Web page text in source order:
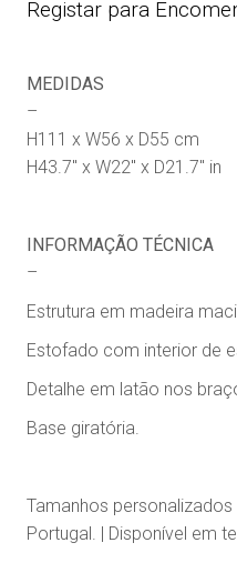
Registar para
MEDIDAS
–
H111 x W56 x D55 cm
H43.7″ x W22″ x D21.7″ in
INFORMAÇÃO TÉCNICA
–
Estrutura em madeira
Estofado com interior de
Detalhe em latão nos
Base giratória.
Tamanhos
Portugal. | Disponível em